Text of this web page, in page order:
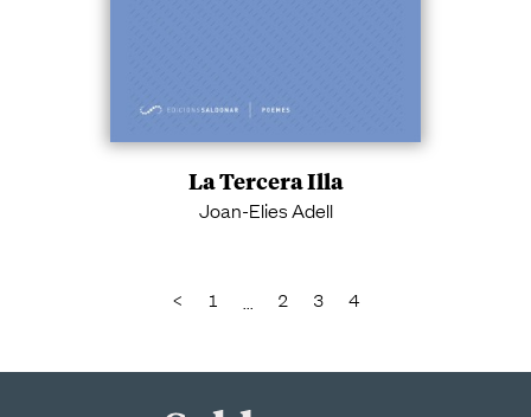
La Tercera Illa
Joan-Elies Adell
< 1 ... 2 3 4